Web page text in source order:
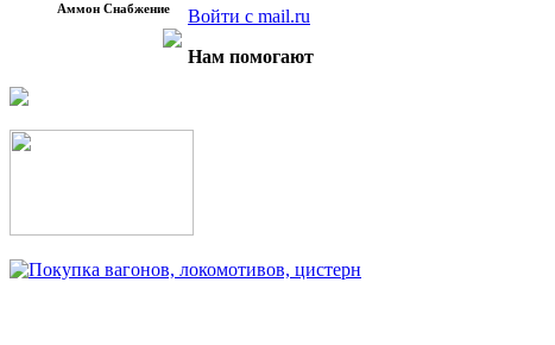
Аммон Снабжение
Войти с mail.ru
Нам помогают